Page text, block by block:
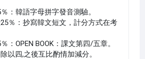
：韓語字母拼字發音測驗。
％：抄寫韓文短文，計分方式在考
：OPEN BOOK：課文第四/五章。
以四,之後互比酌情加減分。